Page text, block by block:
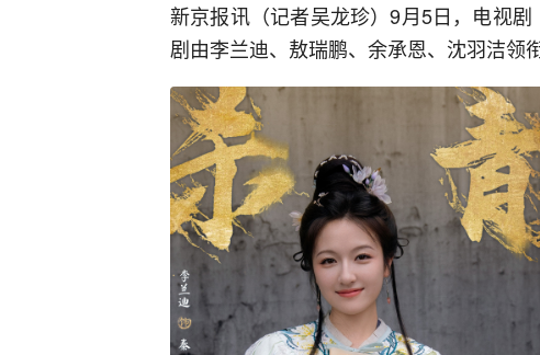
新京报讯（记者吴龙珍）9月5日，电视
剧由李兰迪、敖瑞鹏、余承恩、沈羽洁领